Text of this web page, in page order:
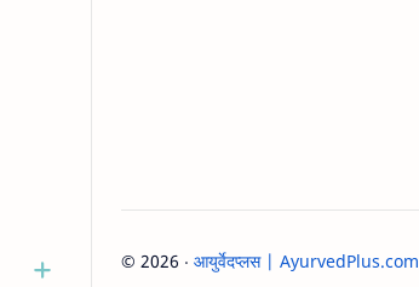
© 2026 ‧ आयुर्वेदप्लस | AyurvedPlus.com